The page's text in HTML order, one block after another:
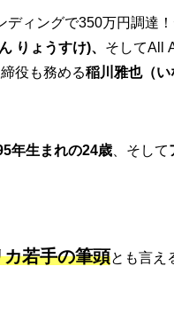
ディングで350万円調達
りょうすけ)、 そしてAll
役も務める稲川雅也（い
年生まれの24歳 、そして
カ若手の筆頭とも言え